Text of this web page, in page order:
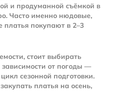
и продуманной съёмкой в
Часто именно нюдовые,
покупают в 2–3
стоит выбирать
от погоды —
сезонной подготовки.
платья на осень,